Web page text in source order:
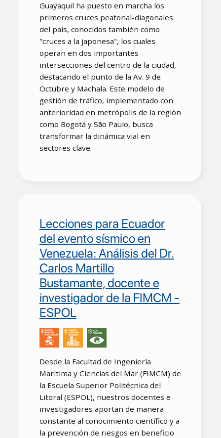
Guayaquil ha puesto en marcha los
primeros cruces peatonal-diagonales
del país, conocidos también como
"cruces a la japonesa", los cuales
operan en dos importantes
intersecciones del centro de la ciudad,
destacando el punto de la Av. 9 de
Octubre y Machala. Este modelo de
gestión de tráfico, implementado con
anterioridad en metrópolis de la región
como Bogotá y São Paulo, busca
transformar la dinámica vial en
sectores clave.
Lecciones para Ecuador
del evento sísmico en
Venezuela: Análisis del Dr.
Carlos Martillo
Bustamante, docente e
investigador de la FIMCM -
ESPOL
Desde la Facultad de Ingeniería
Marítima y Ciencias del Mar (FIMCM) de
la Escuela Superior Politécnica del
Litoral (ESPOL), nuestros docentes e
investigadores aportan de manera
constante al conocimiento científico y a
la prevención de riesgos en beneficio